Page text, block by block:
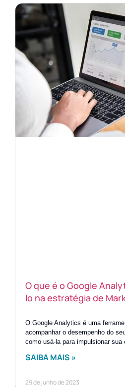
O que é o Google
lo na estratégia de
O Google Analytics é uma
acompanhar o desempenho do
como usá-la para impulsionar sua
SAIBA MAIS »
29 de junho de 2023